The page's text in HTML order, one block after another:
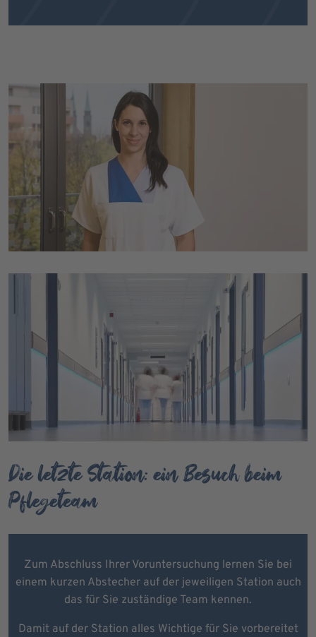
Die letzte Station: ein Besuch beim
Pflegeteam
Zum Abschluss Ihrer Voruntersuchung lernen Sie bei
einem kurzen Abstecher auf der jeweiligen Station auch
das für Sie zuständige Team kennen.
Damit auf der Station alles Wichtige für Sie vorbereitet